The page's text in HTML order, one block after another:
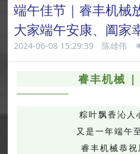
端午佳节｜睿丰机械
大家端午安康、阖家
2024-06-08 15:29:39 陈雄伟
睿丰机械 |
粽叶飘香沁人
又是一年端午
睿丰机械恭